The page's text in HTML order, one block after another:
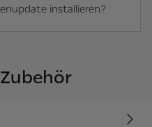
installieren?